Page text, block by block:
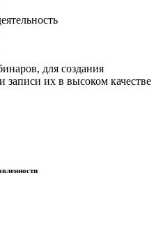
для создания
записи их в высоком качестве